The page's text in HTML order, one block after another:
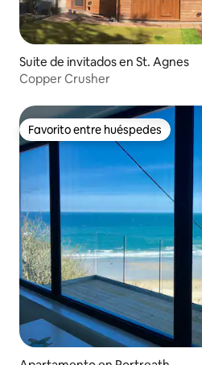
Suite de invitados en St. Agnes
Copper Crusher
Favorito entre huéspedes
Favorito entre huéspedes